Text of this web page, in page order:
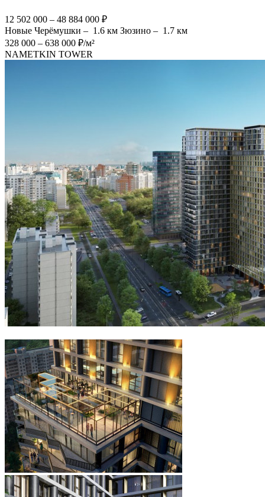
12 502 000 – 48 884 000 ₽
Новые Черёмушки – 1.6 км Зюзино – 1.7 км
328 000 – 638 000 ₽/м²
NAMETKIN TOWER